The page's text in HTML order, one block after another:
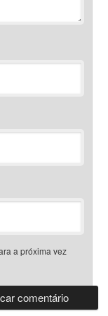
a próxima vez